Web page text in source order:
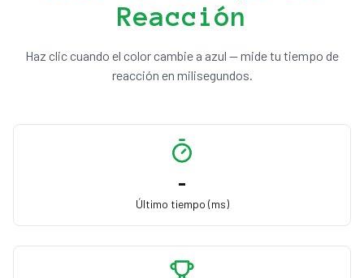
Reacción
Haz clic cuando el color cambie a azul — mide tu tiempo de
reacción en milisegundos.
-
Último tiempo (ms)